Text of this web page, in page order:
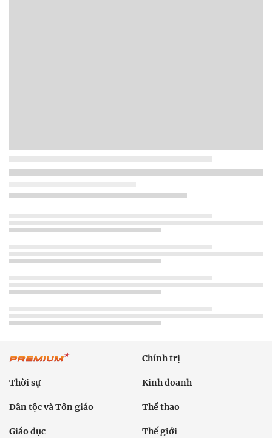
Chính trị
Thời sự Kinh doanh
Dân tộc và Tôn giáo Thể thao
Giáo dục Thế giới